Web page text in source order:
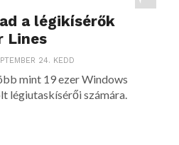
a légikísérők
Lines
24. KEDD
mint 19 ezer Windows
légiutaskísérői számára.